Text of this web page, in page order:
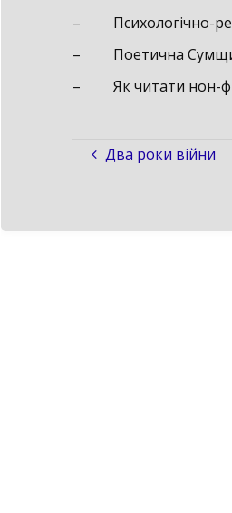
– Психологічно-
– Поетична
– Як читати нон-
Два роки війни